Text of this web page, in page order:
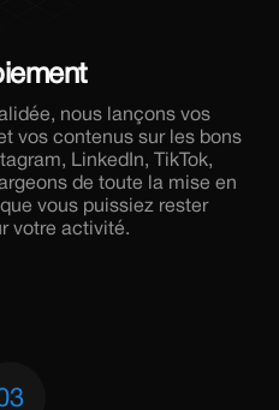
nous lançons vos
vos contenus sur les bons
LinkedIn, TikTok,
de toute la mise en
vous puissiez rester
votre activité.